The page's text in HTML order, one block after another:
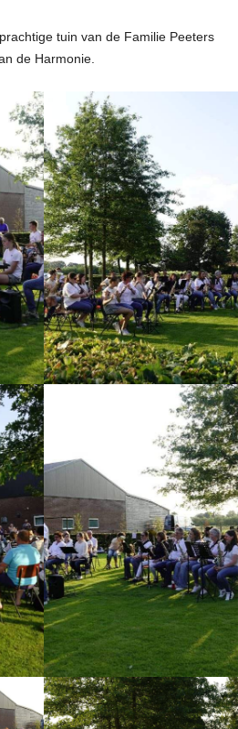
tuin van de Familie Peeters
de Harmonie.